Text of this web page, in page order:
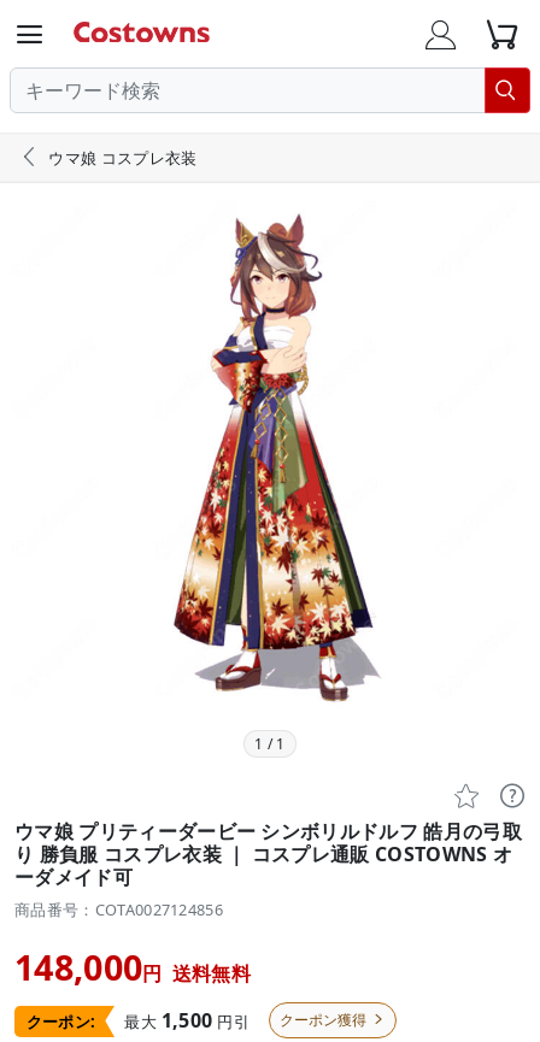
  

 ウマ娘 コスプレ衣装
1 /1
 
ウマ娘 プリティーダービー シンボリルドルフ 皓月の弓取
り 勝負服 コスプレ衣装 ｜ コスプレ通販 COSTOWNS オ
ーダメイド可
商品番号：COTA0027124856
148,000円 送料無料
クーポン: 最大 1,500 円引 クーポン獲得 